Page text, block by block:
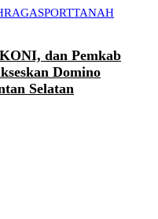
SPORTTANAH
dan Pemkab
Domino
Selatan